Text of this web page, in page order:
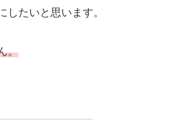
したいと思います。
。